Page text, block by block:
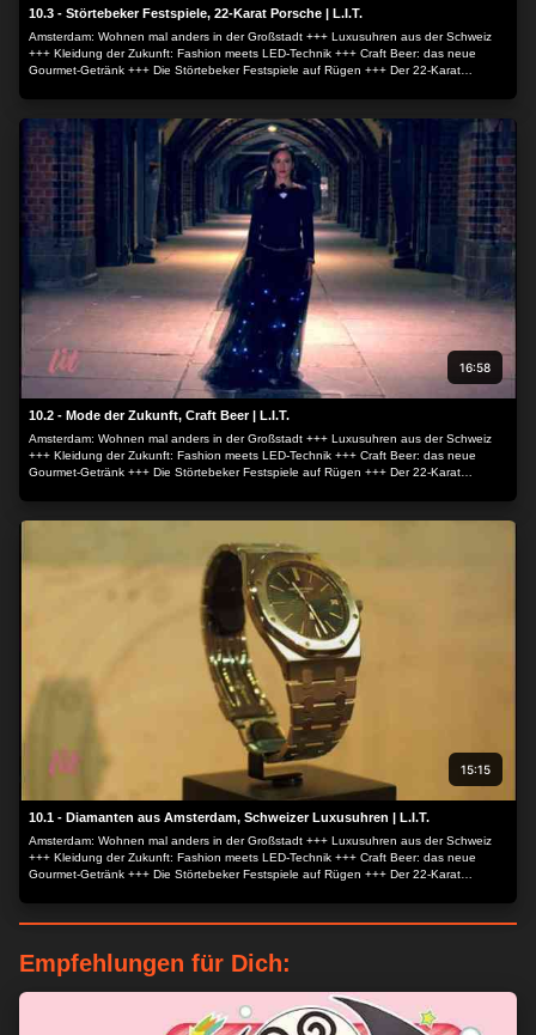
ZUSTIMMEN
10.3 - Störtebeker Festspiele, 22-Karat Porsche | L.I.T.
Amsterdam: Wohnen mal anders in der Großstadt +++ Luxusuhren aus der Schweiz
+++ Kleidung der Zukunft: Fashion meets LED-Technik +++ Craft Beer: das neue
Gourmet-Getränk +++ Die Störtebeker Festspiele auf Rügen +++ Der 22-Karat
16:58
10.2 - Mode der Zukunft, Craft Beer | L.I.T.
Amsterdam: Wohnen mal anders in der Großstadt +++ Luxusuhren aus der Schweiz
+++ Kleidung der Zukunft: Fashion meets LED-Technik +++ Craft Beer: das neue
Gourmet-Getränk +++ Die Störtebeker Festspiele auf Rügen +++ Der 22-Karat
15:15
10.1 - Diamanten aus Amsterdam, Schweizer Luxusuhren | L.I.T.
Amsterdam: Wohnen mal anders in der Großstadt +++ Luxusuhren aus der Schweiz
+++ Kleidung der Zukunft: Fashion meets LED-Technik +++ Craft Beer: das neue
Gourmet-Getränk +++ Die Störtebeker Festspiele auf Rügen +++ Der 22-Karat
Empfehlungen für Dich: